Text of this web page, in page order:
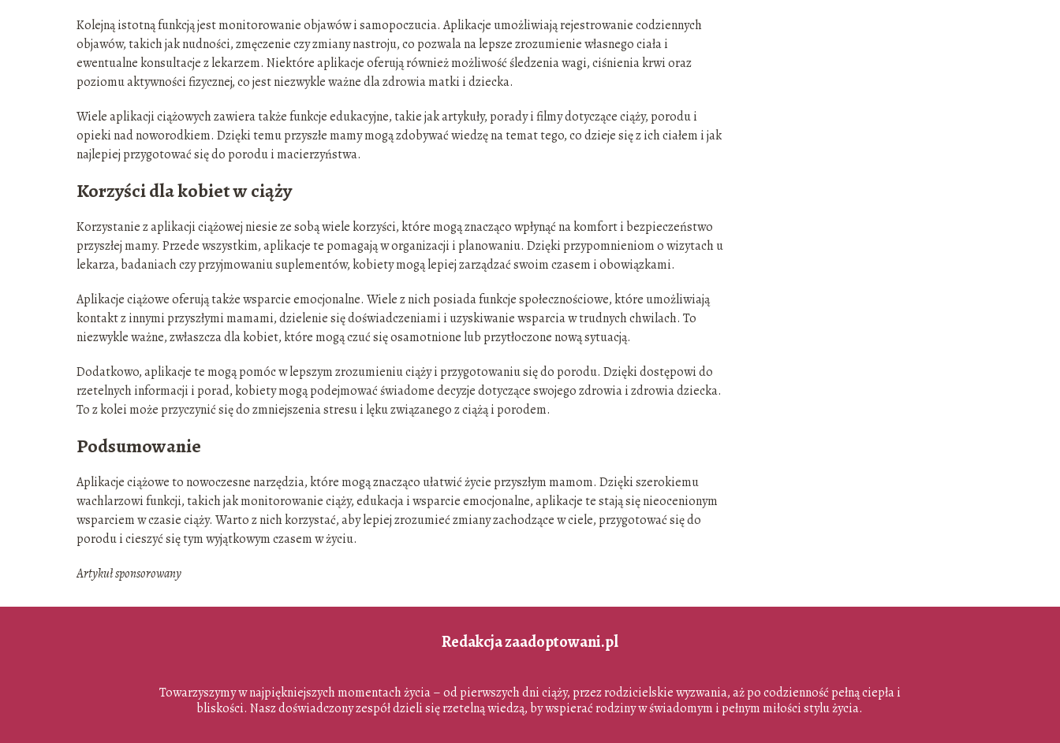
Kolejną istotną funkcją jest monitorowanie objawów i samopoczucia. Aplikacje umożliwiają rejestrowanie codziennych
objawów, takich jak nudności, zmęczenie czy zmiany nastroju, co pozwala na lepsze zrozumienie własnego ciała i
ewentualne konsultacje z lekarzem. Niektóre aplikacje oferują również możliwość śledzenia wagi, ciśnienia krwi oraz
poziomu aktywności fizycznej, co jest niezwykle ważne dla zdrowia matki i dziecka.
Wiele aplikacji ciążowych zawiera także funkcje edukacyjne, takie jak artykuły, porady i filmy dotyczące ciąży, porodu i
opieki nad noworodkiem. Dzięki temu przyszłe mamy mogą zdobywać wiedzę na temat tego, co dzieje się z ich ciałem i jak
najlepiej przygotować się do porodu i macierzyństwa.
Korzyści dla kobiet w ciąży
Korzystanie z aplikacji ciążowej niesie ze sobą wiele korzyści, które mogą znacząco wpłynąć na komfort i bezpieczeństwo
przyszłej mamy. Przede wszystkim, aplikacje te pomagają w organizacji i planowaniu. Dzięki przypomnieniom o wizytach u
lekarza, badaniach czy przyjmowaniu suplementów, kobiety mogą lepiej zarządzać swoim czasem i obowiązkami.
Aplikacje ciążowe oferują także wsparcie emocjonalne. Wiele z nich posiada funkcje społecznościowe, które umożliwiają
kontakt z innymi przyszłymi mamami, dzielenie się doświadczeniami i uzyskiwanie wsparcia w trudnych chwilach. To
niezwykle ważne, zwłaszcza dla kobiet, które mogą czuć się osamotnione lub przytłoczone nową sytuacją.
Dodatkowo, aplikacje te mogą pomóc w lepszym zrozumieniu ciąży i przygotowaniu się do porodu. Dzięki dostępowi do
rzetelnych informacji i porad, kobiety mogą podejmować świadome decyzje dotyczące swojego zdrowia i zdrowia dziecka.
To z kolei może przyczynić się do zmniejszenia stresu i lęku związanego z ciążą i porodem.
Podsumowanie
Aplikacje ciążowe to nowoczesne narzędzia, które mogą znacząco ułatwić życie przyszłym mamom. Dzięki szerokiemu
wachlarzowi funkcji, takich jak monitorowanie ciąży, edukacja i wsparcie emocjonalne, aplikacje te stają się nieocenionym
wsparciem w czasie ciąży. Warto z nich korzystać, aby lepiej zrozumieć zmiany zachodzące w ciele, przygotować się do
porodu i cieszyć się tym wyjątkowym czasem w życiu.
Artykuł sponsorowany
Redakcja zaadoptowani.pl
Towarzyszymy w najpiękniejszych momentach życia – od pierwszych dni ciąży, przez rodzicielskie wyzwania, aż po codzienność pełną ciepła i
bliskości. Nasz doświadczony zespół dzieli się rzetelną wiedzą, by wspierać rodziny w świadomym i pełnym miłości stylu życia.